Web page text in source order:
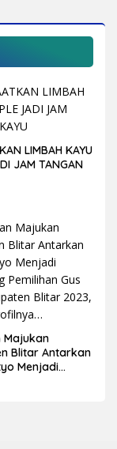
LIMBAH KAYU
JAM TANGAN
Majukan
Blitar Antarkan
Menjadi